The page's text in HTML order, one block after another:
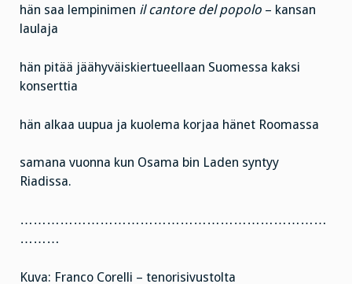
hän saa lempinimen il cantore del popolo – kansan
laulaja
hän pitää jäähyväiskiertueellaan Suomessa kaksi
konserttia
hän alkaa uupua ja kuolema korjaa hänet Roomassa
samana vuonna kun Osama bin Laden syntyy
Riadissa.
……………………………………………………………
………
Kuva: Franco Corelli – tenorisivustolta